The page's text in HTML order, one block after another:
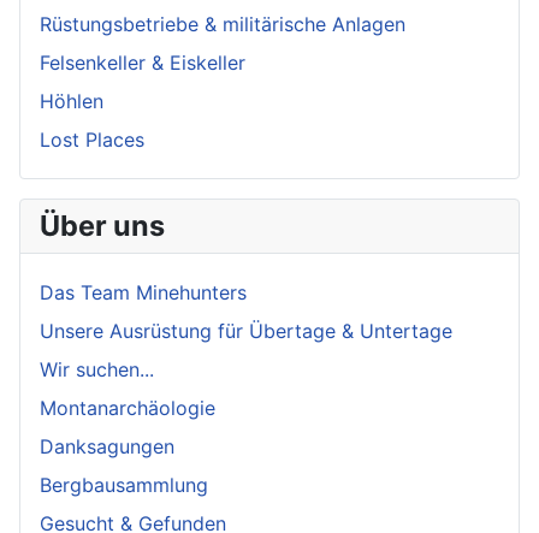
Rüstungsbetriebe & militärische Anlagen
Felsenkeller & Eiskeller
Höhlen
Lost Places
Über uns
Das Team Minehunters
Unsere Ausrüstung für Übertage & Untertage
Wir suchen...
Montanarchäologie
Danksagungen
Bergbausammlung
Gesucht & Gefunden